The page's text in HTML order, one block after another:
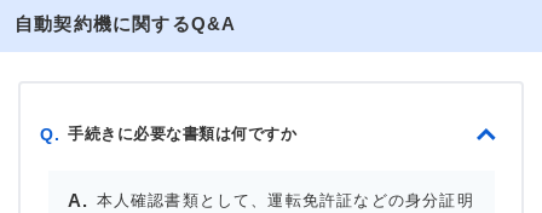
自動契約機に関するQ&A
Q. 手続きに必要な書類は何ですか
本人確認書類として、運転免許証などの身分証明